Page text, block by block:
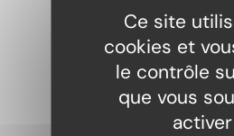
Ce site
cookies et
le contrôle
que vous
activer